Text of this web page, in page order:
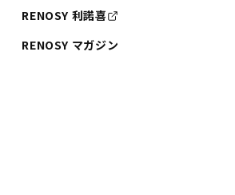
RENOSY 利諾喜
RENOSY マガジン